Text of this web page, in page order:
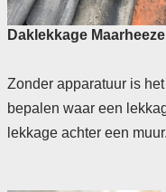
Daklekkage Maarheeze
Zonder apparatuur is
bepalen waar een
lekkage achter een muur.